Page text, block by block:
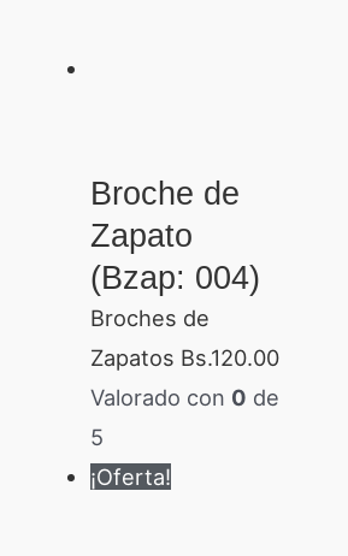
Broche de
Zapato
(Bzap: 004)
Broches de
Zapatos Bs.120.00
Valorado con 0 de
5
¡Oferta!